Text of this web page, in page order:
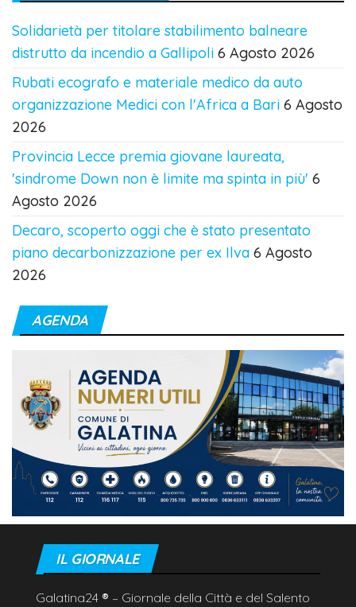
Solidarietà per titolare stabilimento balneare
distrutto da incendio a Gallipoli 6 Agosto 2026
Rubati ecografo e materiale medico da auto
organizzazione Medici con l'Africa a Bari 6 Agosto
2026
Provincia Lecce premia giovane laureata,
'sindrome Down non è limite ma spinta in più' 6
Agosto 2026
Decaro, scoperto oggi che è stato presentato
piano decarbonizzazione per ex Ilva 6 Agosto
2026
AGENDA
IL GIORNALE
Galatina24 ® – Giornale della Città e del Salento